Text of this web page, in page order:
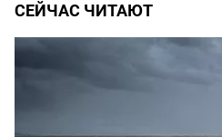
СЕЙЧАС ЧИТАЮТ